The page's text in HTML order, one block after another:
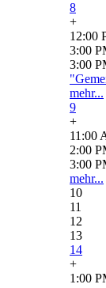
8
+
12:00
3:00
3:00
mehr...
9
+
11:00
2:00
3:00
mehr...
10
11
12
13
14
+
1:00